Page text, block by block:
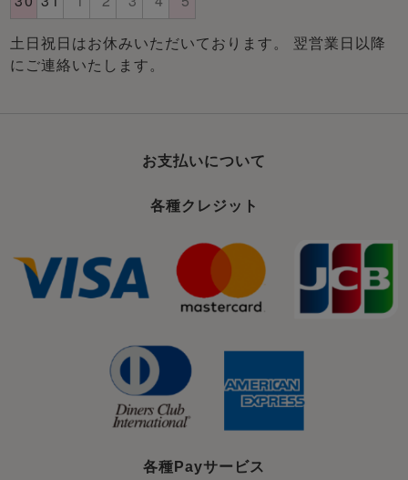
土日祝日はお休みいただいております。 翌営業日以降
にご連絡いたします。
お支払いについて
各種クレジット
各種Payサービス